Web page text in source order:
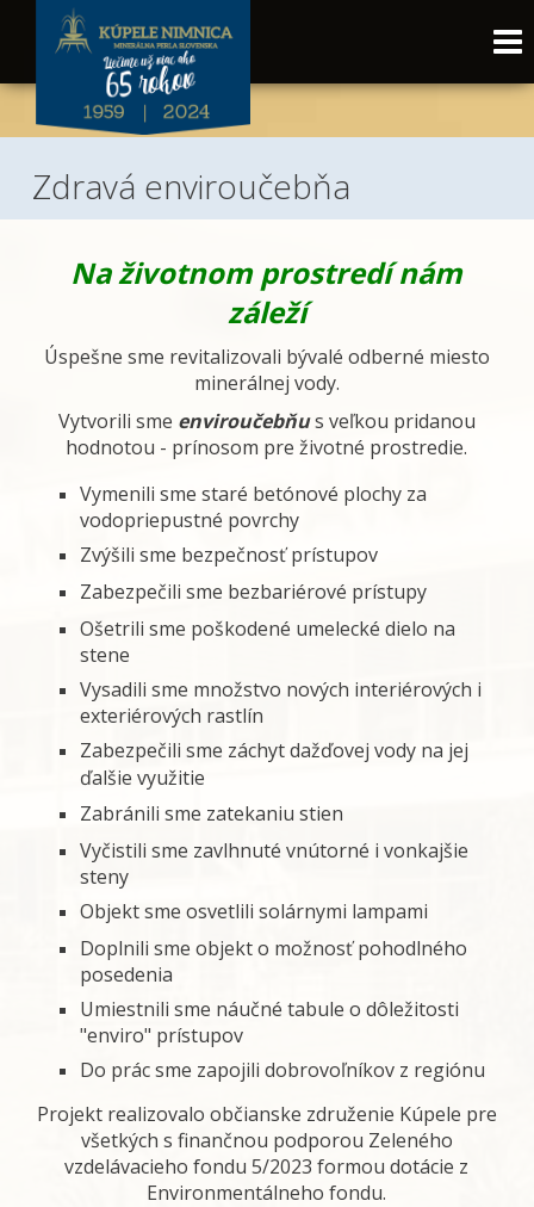
Zdravá enviroučebňa
Na životnom prostredí nám
záleží
Úspešne sme revitalizovali bývalé odberné miesto
minerálnej vody.
Vytvorili sme enviroučebňus veľkou pridanou
hodnotou - prínosom pre životné prostredie.
Vymenili sme staré betónové plochy za
vodopriepustné povrchy
Zvýšili sme bezpečnosť prístupov
Zabezpečili sme bezbariérové prístupy
Ošetrili sme poškodené umelecké dielo na
stene
Vysadili sme množstvo nových interiérových i
exteriérových rastlín
Zabezpečili sme záchyt dažďovej vody na jej
ďalšie využitie
Zabránili sme zatekaniu stien
Vyčistili sme zavlhnuté vnútorné i vonkajšie
steny
Objekt sme osvetlili solárnymi lampami
Doplnili sme objekt o možnosť pohodlného
posedenia
Umiestnili sme náučné tabule o dôležitosti
"enviro" prístupov
Do prác sme zapojili dobrovoľníkov z regiónu
Projekt realizovalo občianske združenie Kúpele pre
všetkých s finančnou podporou Zeleného
vzdelávacieho fondu 5/2023 formou dotácie z
Environmentálneho fondu.